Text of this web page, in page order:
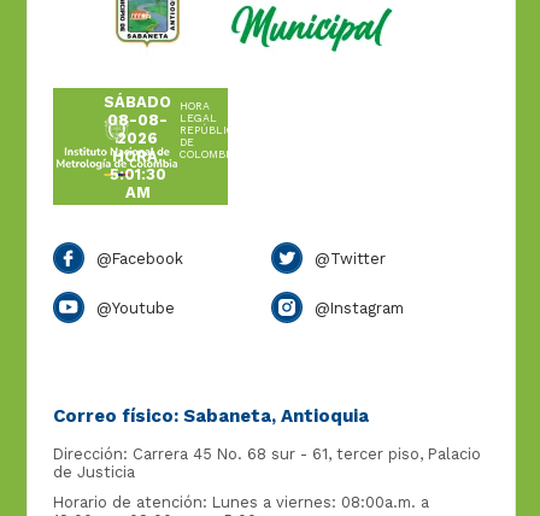
SÁBADO
08-08-
2026
HORA:
5:01:30
AM
HORA
LEGAL
REPÚBLICA
DE
COLOMBIA
@Facebook @Twitter
@Youtube @Instagram
Correo físico: Sabaneta, Antioquia
Dirección: Carrera 45 No. 68 sur - 61, tercer piso, Palacio
de Justicia
Horario de atención: Lunes a viernes: 08:00a.m. a